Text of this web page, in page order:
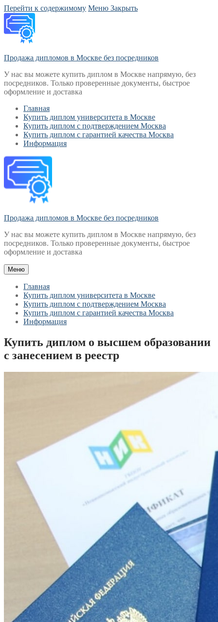
Перейти к содержимому Меню Закрыть
Продажа дипломов в Москве без посредников
У нас вы можете купить диплом в Москве напрямую, без
посредников. Только проверенные документы, быстрое
оформление и доставка
Главная
Купить диплом университета в Москве
Купить диплом с подтверждением Москва
Купить диплом с гарантией качества Москва
Информация
Продажа дипломов в Москве без посредников
У нас вы можете купить диплом в Москве напрямую, без
посредников. Только проверенные документы, быстрое
оформление и доставка
Меню
Главная
Купить диплом университета в Москве
Купить диплом с подтверждением Москва
Купить диплом с гарантией качества Москва
Информация
Купить диплом о высшем образовании
с занесением в реестр